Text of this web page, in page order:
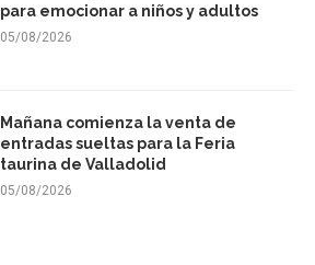
para emocionar a niños y adultos
05/08/2026
Mañana comienza la venta de
entradas sueltas para la Feria
taurina de Valladolid
05/08/2026